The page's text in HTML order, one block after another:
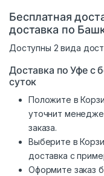
Бесплатная
доставка по
Доступны 2 вида
Доставка по Уфе с
суток
Положите в
уточнит
заказа.
Выберите в
доставка с
Оформите заказ